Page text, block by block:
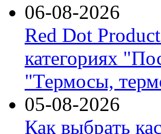
06-08-2026
Red Dot
категориях
"Термосы,
05-08-2026
Как выбрать